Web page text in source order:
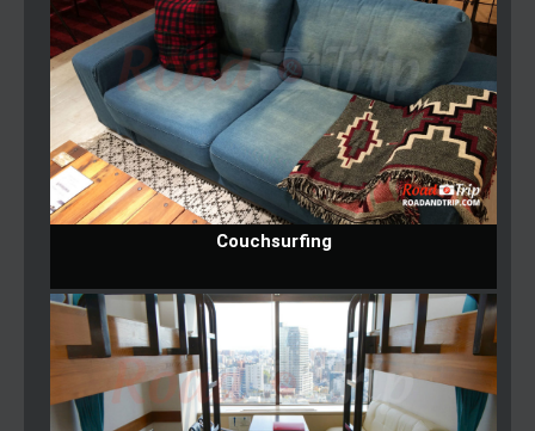
Couchsurfing